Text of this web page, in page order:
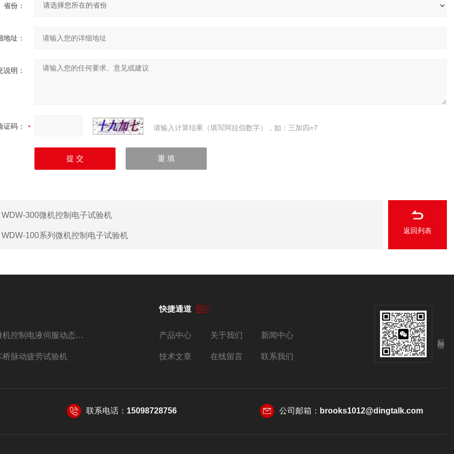
省份：
地址：
说明：
证码： 请输入计算结果（填写阿拉伯数字），如：三加四=7
WDW-300微机控制电子试验机
WDW-100系列微机控制电子试验机
返回列表
微机控制电液伺服动态压剪试验机
桥脉动疲劳试验机
快捷通道
产品中心 关于我们 新闻中心
技术文章 在线留言 联系我们
联系电话： 15098728756 公司邮箱： brooks1012@dingtalk.com